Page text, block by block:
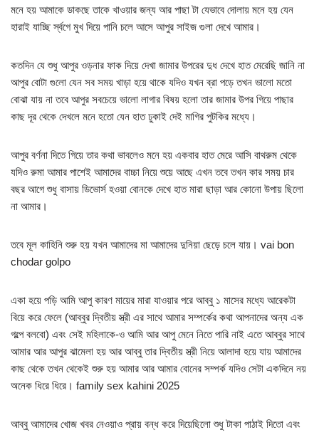
মনে হয় আমাকে ডাকছে তাকে খাওয়ার জন্য আর পাছা টা যেভাবে দোলায় মনে হয় যেন
হারাই যাচ্ছি র্স্বগে মুখ দিয়ে পানি চলে আসে আপুর সাইজ গুলা দেখে আমার।
কতদিন যে শুধু আপুর ওড়নার ফাক দিয়ে দেখা জামার উপরের দুধ দেখে হাত মেরেছি জানি না
আপুর বোটা গুলো যেন সব সময় খাড়া হয়ে থাকে যদিও যখন ব্রা পড়ে তখন ভালো মতো
বোঝা যায় না তবে আপুর সবচেয়ে ভালো লাগার বিষয় হলো তার জামার উপর গিয়ে পাছার
কাছ দূর থেকে দেখলে মনে হতো যেন হাত ঢুকাই দেই মাগির পুটকির মধ্যে।
আপুর বর্ণনা দিতে গিয়ে তার কথা ভাবলেও মনে হয় একবার হাত মেরে আসি বাথরুম থেকে
যদিও রুমা আমার পাশেই আমাদের বাচ্চা নিয়ে শুয়ে আছে এখন তবে তখন কার সময় চার
বছর আগে শুধু বাসায় ডিভোর্স হওয়া বোনকে দেখে হাত মারা ছাড়া আর কোনো উপায় ছিলো
না আমার।
তবে মূল কাহিনি শুরু হয় যখন আমাদের মা আমাদের দুনিয়া ছেড়ে চলে যায়। vai bon
chodar golpo
একা হয়ে পড়ি আমি আপু কারণ মায়ের মারা যাওয়ার পরে আব্বু ১ মাসের মধ্যে আরেকটা
বিয়ে করে ফেলে (আব্বুর দ্বিতীয় স্ত্রী এর সাথে আমার সম্পর্কের কথা আপনাদের অন্য এক
গল্পে বলবো) এবং সেই মহিলাকে-ও আমি আর আপু মেনে নিতে পারি নাই এতে আব্বুর সাথে
আমার আর আপুর ঝামেলা হয় আর আব্বু তার দ্বিতীয় স্ত্রী নিয়ে আলাদা হয়ে যায় আমাদের
কাছ থেকে তখন থেকেই শুরু হয় আমার আর আমার বোনের সম্পর্ক যদিও সেটা একদিনে নয়
অনেক ধিরে ধিরে। family sex kahini 2025
আব্বু আমাদের খোজ খবর নেওয়াও প্রায় বন্ধ করে দিয়েছিলো শুধু টাকা পাঠাই দিতো এবং